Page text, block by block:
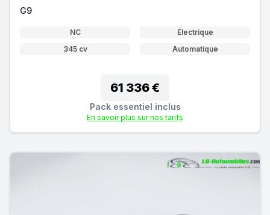
G9
NC
Électrique
345 cv
Automatique
61 336 €
Pack essentiel inclus
En savoir plus sur nos tarifs